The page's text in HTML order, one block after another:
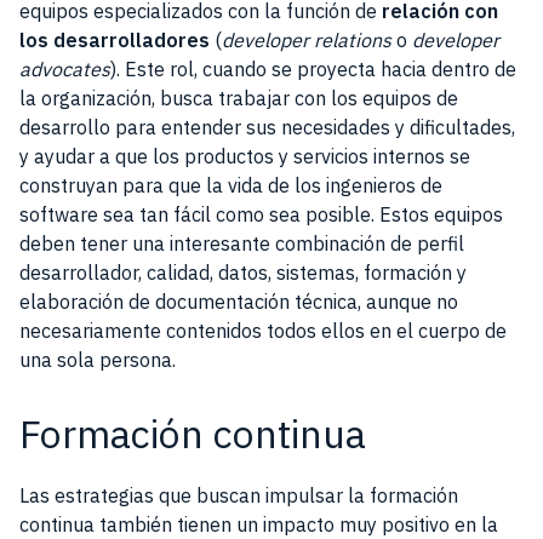
equipos especializados con la función de relación con
los desarrolladores (developer relationso developer
advocates). Este rol, cuando se proyecta hacia dentro de
la organización, busca trabajar con los equipos de
desarrollo para entender sus necesidades y dificultades,
y ayudar a que los productos y servicios internos se
construyan para que la vida de los ingenieros de
software sea tan fácil como sea posible. Estos equipos
deben tener una interesante combinación de perfil
desarrollador, calidad, datos, sistemas, formación y
elaboración de documentación técnica, aunque no
necesariamente contenidos todos ellos en el cuerpo de
una sola persona.
Formación continua
Las estrategias que buscan impulsar la formación
continua también tienen un impacto muy positivo en la